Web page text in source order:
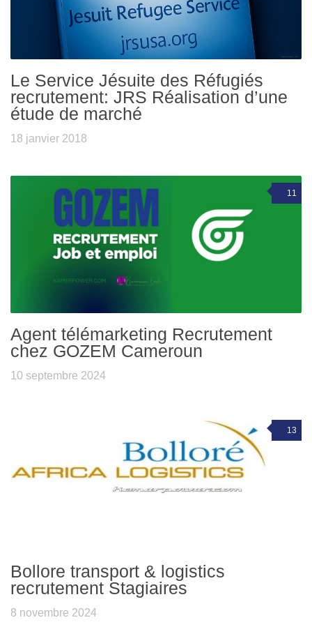
Le Service Jésuite des Réfugiés
recrutement: JRS Réalisation d’une
étude de marché
18 janvier 2018
11
Agent télémarketing Recrutement
chez GOZEM Cameroun
10 septembre 2024
13
Bollore transport & logistics
recrutement Stagiaires
8 novembre 2024